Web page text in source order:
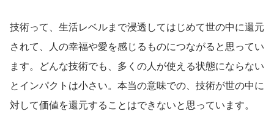
技術って、生活レベルまで浸透してはじめて世の中に還元
されて、人の幸福や愛を感じるものにつながると思ってい
ます。どんな技術でも、多くの人が使える状態にならない
とインパクトは小さい。本当の意味での、技術が世の中に
対して価値を還元することはできないと思っています。